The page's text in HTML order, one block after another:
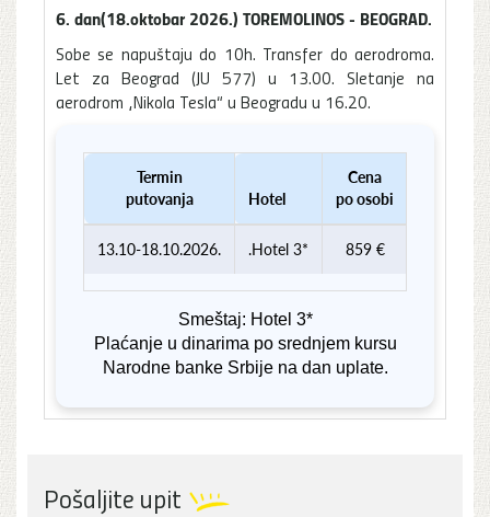
6. dan(18.oktobar 2026.) TOREMOLINOS - BEOGRAD.
Sobe se napuštaju do 10h. Transfer do aerodroma.
Let za Beograd (JU 577) u 13.00. Sletanje na
aerodrom „Nikola Tesla“ u Beogradu u 16.20.
Termin
putovanja
Hotel
Cena
po osobi
13.10-18.10.2026. .Hotel 3* 859 €
Smeštaj: Hotel 3*
Plaćanje u dinarima po srednjem kursu
Narodne banke Srbije na dan uplate.
Pošaljite upit